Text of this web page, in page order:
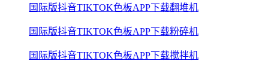
国际版抖音TIKTOK色板APP下载翻堆机
国际版抖音TIKTOK色板APP下载粉碎机
国际版抖音TIKTOK色板APP下载搅拌机